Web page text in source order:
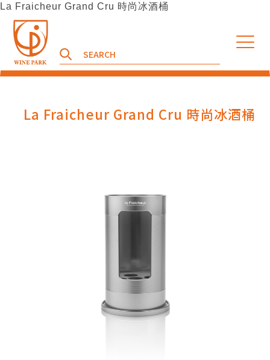
La Fraicheur Grand Cru 時尚冰酒桶
La Fraicheur Grand Cru 時尚冰酒桶